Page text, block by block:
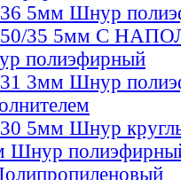
5мм Шнур
35 5мм С
полиэфирный
3мм Шнур
5мм Шнур
Шнур